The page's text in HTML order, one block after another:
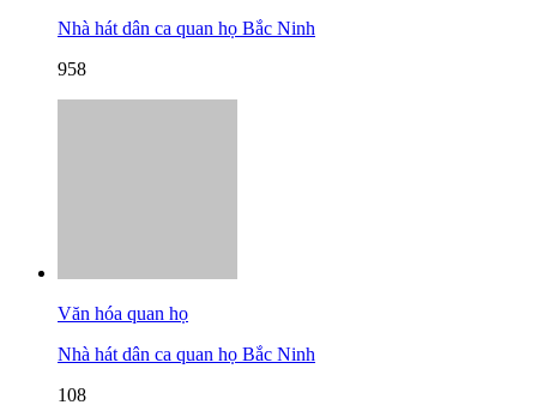
Nhà hát dân ca quan họ Bắc Ninh
958
Văn hóa quan họ
Nhà hát dân ca quan họ Bắc Ninh
108